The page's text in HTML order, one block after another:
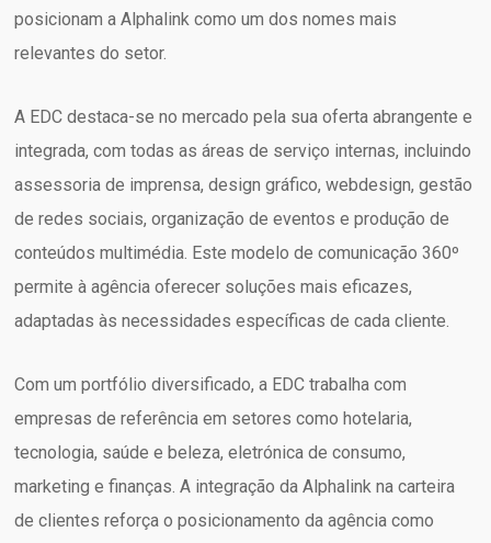
posicionam a Alphalink como um dos nomes mais
relevantes do setor.
A EDC destaca-se no mercado pela sua oferta abrangente e
integrada, com todas as áreas de serviço internas, incluindo
assessoria de imprensa, design gráfico, webdesign, gestão
de redes sociais, organização de eventos e produção de
conteúdos multimédia. Este modelo de comunicação 360º
permite à agência oferecer soluções mais eficazes,
adaptadas às necessidades específicas de cada cliente.
Com um portfólio diversificado, a EDC trabalha com
empresas de referência em setores como hotelaria,
tecnologia, saúde e beleza, eletrónica de consumo,
marketing e finanças. A integração da Alphalink na carteira
de clientes reforça o posicionamento da agência como